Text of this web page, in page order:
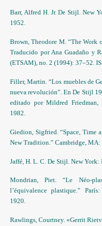
Barr, Alfred H. Jr. De Stijl. New
1952.
Brown, Theodore M. “The Work
Traducido por Ana Guadaño y
(ETSAM), no. 2 (1994): 37–52.
Filler, Martin. “Los muebles de
nueva revolución”. En De Stijl
editado por Mildred
1982.
Giedion, Sigfried. “Space, Time
New Tradition.” Cambridge, MA:
Jaffé, H. L. C. De Stijl. New York:
Mondrian, Piet. “Le Néo-
l’équivalence plastique.”
1920.
Rawlings, Courtney. «Gerrit